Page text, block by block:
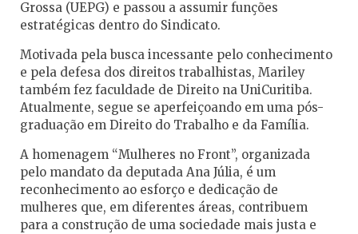
Grossa (UEPG) e passou a assumir funções
estratégicas dentro do Sindicato.
Motivada pela busca incessante pelo conhecimento
e pela defesa dos direitos trabalhistas, Mariley
também fez faculdade de Direito na UniCuritiba.
Atualmente, segue se aperfeiçoando em uma pós-
graduação em Direito do Trabalho e da Família.
A homenagem “Mulheres no Front”, organizada
pelo mandato da deputada Ana Júlia, é um
reconhecimento ao esforço e dedicação de
mulheres que, em diferentes áreas, contribuem
para a construção de uma sociedade mais justa e